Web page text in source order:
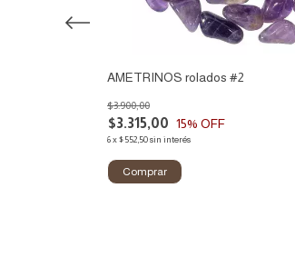
AMETRINOS rolados #2
$3.315,00
$3.900,00
15% OFF
6x$552,50sin interés